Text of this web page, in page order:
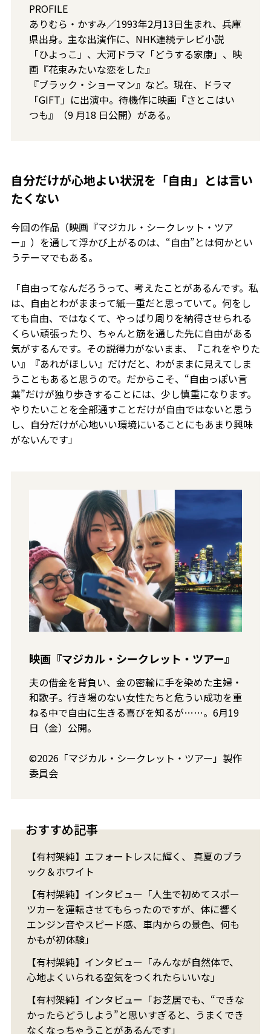
PROFILE
ありむら・かすみ／1993年2月13日生まれ、兵庫
県出身。主な出演作に、NHK連続テレビ小説
「ひよっこ」、大河ドラマ「どうする家康」、映
画『花束みたいな恋をした』
『ブラック・ショーマン』など。現在、ドラマ
「GIFT」に出演中。待機作に映画『さとこはい
つも』（9 月18 日公開）がある。
自分だけが心地よい状況を「自由」とは言い
たくない
今回の作品（映画『マジカル・シークレット・ツア
ー』）を通して浮かび上がるのは、“自由”とは何かとい
うテーマでもある。
「自由ってなんだろうって、考えたことがあるんです。私
は、自由とわがままって紙一重だと思っていて。何をし
ても自由、ではなくて、やっぱり周りを納得させられる
くらい頑張ったり、ちゃんと筋を通した先に自由がある
気がするんです。その説得力がないまま、『これをやりた
い』『あれがほしい』だけだと、わがままに見えてしま
うこともあると思うので。だからこそ、“自由っぽい言
葉”だけが独り歩きすることには、少し慎重になります。
やりたいことを全部通すことだけが自由ではないと思う
し、自分だけが心地いい環境にいることにもあまり興味
がないんです」
映画『マジカル・シークレット・ツアー』
夫の借金を背負い、金の密輸に手を染めた主婦・
和歌子。行き場のない女性たちと危うい成功を重
ねる中で自由に生きる喜びを知るが……。6月19
日（金）公開。
©2026「マジカル・シークレット・ツアー」製作
委員会
おすすめ記事
【有村架純】エフォートレスに輝く、 真夏のブラ
ック＆ホワイト
【有村架純】インタビュー「人生で初めてスポー
ツカーを運転させてもらったのですが、体に響く
エンジン音やスピード感、車内からの景色、何も
かもが初体験」
【有村架純】インタビュー「みんなが自然体で、
心地よくいられる空気をつくれたらいいな」
【有村架純】インタビュー「お芝居でも、“できな
かったらどうしよう”と思いすぎると、うまくでき
なくなっちゃうことがあるんです」